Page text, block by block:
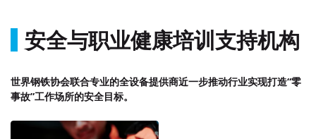
安全与职业健康培训支持机构
世界钢铁协会联合专业的全设备提供商近一步推动行业实现打造“零
事故”工作场所的安全目标。